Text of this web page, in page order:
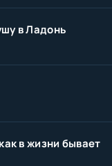
в Ладонь
в жизни бывает